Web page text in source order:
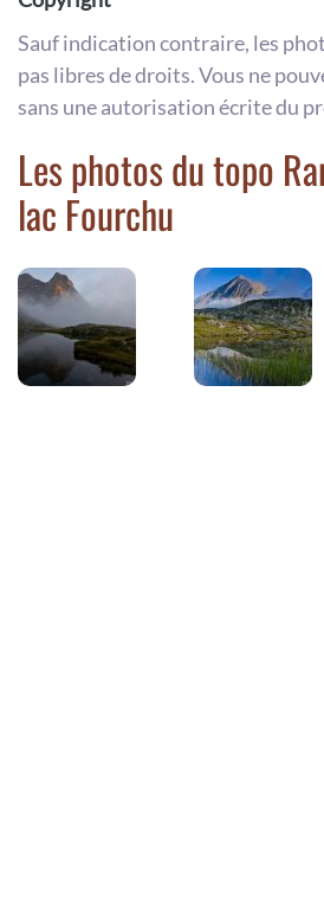
Sauf indication contraire, les
pas libres de droits. Vous ne
sans une autorisation écrite du
Les photos du topo
lac Fourchu